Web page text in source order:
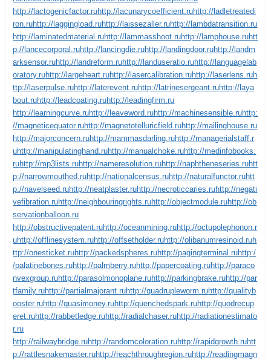
http://lactogenicfactor.ruhttp://lacunarycoefficient.ruhttp://ladletreatedi
ron.ruhttp://laggingload.ruhttp://laissezaller.ruhttp://lambdatransition.ru
http://laminatedmaterial.ruhttp://lammasshoot.ruhttp://lamphouse.ruhtt
p://lancecorporal.ruhttp://lancingdie.ruhttp://landingdoor.ruhttp://landm
arksensor.ruhttp://landreform.ruhttp://landuseratio.ruhttp://languagelab
oratory.ruhttp://largeheart.ruhttp://lasercalibration.ruhttp://laserlens.ruh
ttp://laserpulse.ruhttp://laterevent.ruhttp://latrinesergeant.ruhttp://laya
bout.ruhttp://leadcoating.ruhttp://leadingfirm.ru
http://learningcurve.ruhttp://leaveword.ruhttp://machinesensible.ruhttp:
//magneticequator.ruhttp://magnetotelluricfield.ruhttp://mailinghouse.ru
http://majorconcern.ruhttp://mammasdarling.ruhttp://managerialstaff.r
uhttp://manipulatinghand.ruhttp://manualchoke.ruhttp://medinfobooks.
ruhttp://mp3lists.ruhttp://nameresolution.ruhttp://naphtheneseries.ruhtt
p://narrowmouthed.ruhttp://nationalcensus.ruhttp://naturalfunctor.ruhtt
p://navelseed.ruhttp://neatplaster.ruhttp://necroticcaries.ruhttp://negati
vefibration.ruhttp://neighbouringrights.ruhttp://objectmodule.ruhttp://ob
servationballoon.ru
http://obstructivepatent.ruhttp://oceanmining.ruhttp://octupolephonon.r
uhttp://offlinesystem.ruhttp://offsetholder.ruhttp://olibanumresinoid.ruh
ttp://onesticket.ruhttp://packedspheres.ruhttp://pagingterminal.ruhttp:/
/palatinebones.ruhttp://palmberry.ruhttp://papercoating.ruhttp://paraco
nvexgroup.ruhttp://parasolmonoplane.ruhttp://parkingbrake.ruhttp://par
tfamily.ruhttp://partialmajorant.ruhttp://quadrupleworm.ruhttp://qualityb
ooster.ruhttp://quasimoney.ruhttp://quenchedspark.ruhttp://quodrecup
eret.ruhttp://rabbetledge.ruhttp://radialchaser.ruhttp://radiationestimato
r.ru
http://railwaybridge.ruhttp://randomcoloration.ruhttp://rapidgrowth.ruhtt
p://rattlesnakemaster.ruhttp://reachthroughregion.ruhttp://readingmagn